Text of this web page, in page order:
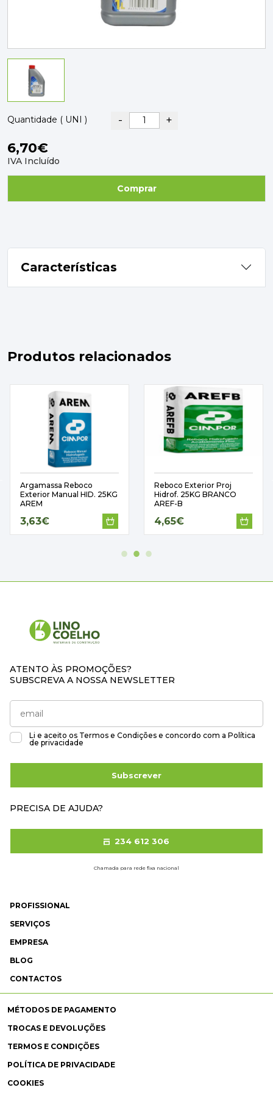
TINTAS, DROGAS E LIMPEZA
DYRUP
SKIL
Quantidade ( UNI ) - +
6,70€
IVA Incluído
Comprar
Características
Produtos relacionados
Argamassa Reboco
Exterior Manual HID. 25KG
AREM
3,63€
Reboco Exterior Proj
Hidrof. 25KG BRANCO
AREF-B
4,65€
PROFISSIONAL
SERVIÇOS
EMPRESA
BLOG
CONTACTOS
MÉTODOS DE PAGAMENTO
TROCAS E DEVOLUÇÕES
TERMOS E CONDIÇÕES
POLÍTICA DE PRIVACIDADE
COOKIES
ATENTO ÀS PROMOÇÕES?
SUBSCREVA A NOSSA NEWSLETTER
Li e aceito os Termos e Condições e concordo com a Política
de privacidade
Subscrever
PRECISA DE AJUDA?
234 612 306
Chamada para rede fixa nacional